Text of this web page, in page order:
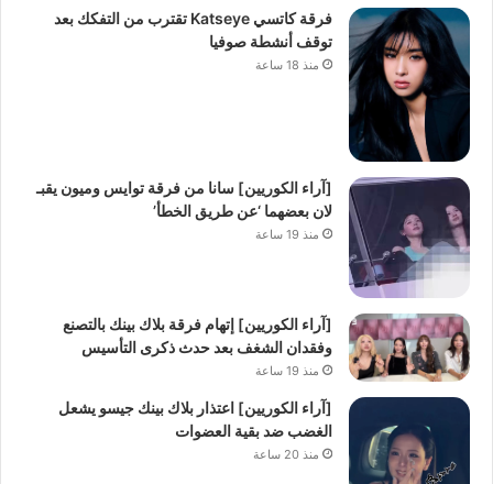
فرقة كاتسي Katseye تقترب من التفكك بعد
توقف أنشطة صوفيا
منذ 18 ساعة
[آراء الكوريين] سانا من فرقة توايس وميون يقبـ
لان بعضهما ‘عن طريق الخطأ’
منذ 19 ساعة
[آراء الكوريين] إتهام فرقة بلاك بينك بالتصنع
وفقدان الشغف بعد حدث ذكرى التأسيس
منذ 19 ساعة
[آراء الكوريين] اعتذار بلاك بينك جيسو يشعل
الغضب ضد بقية العضوات
منذ 20 ساعة